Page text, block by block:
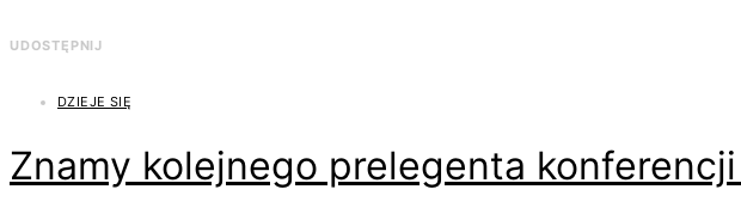
UDOSTĘPNIJ
DZIEJE SIĘ
Znamy kolejnego prelegenta